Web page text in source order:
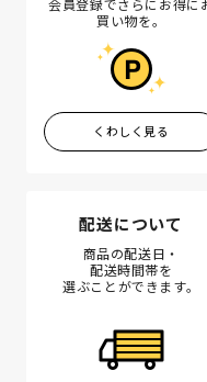
買い物を。
くわしく見る
配送について
商品の配送日・
配送時間帯を
選ぶことができます。